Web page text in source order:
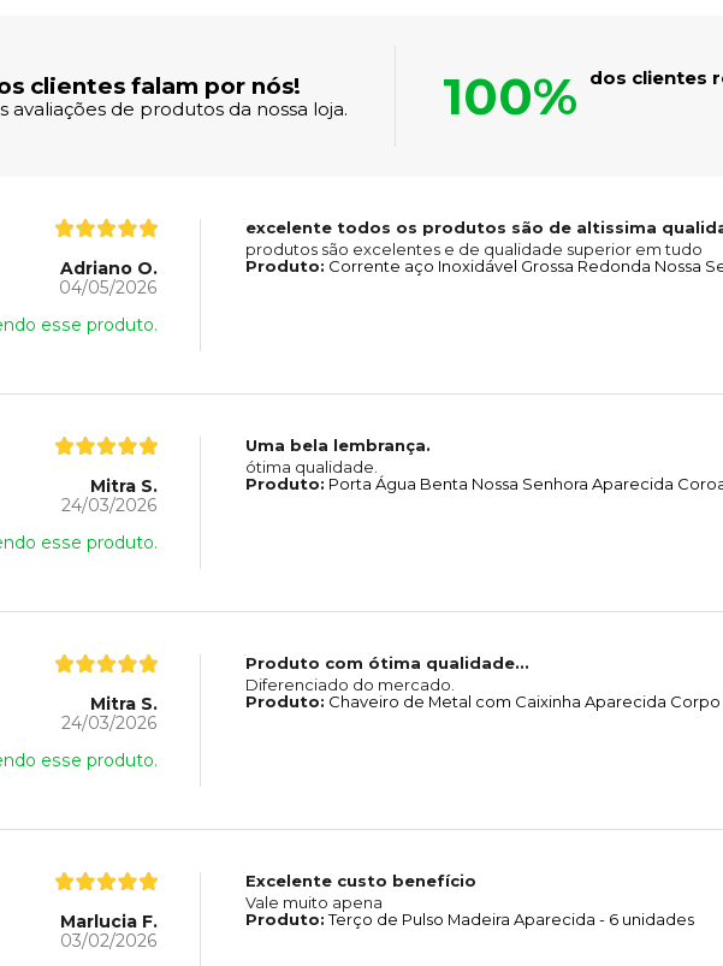
clientes falam por nós!
avaliações de produtos da nossa loja. 100% dos clientes
Adriano O.
04/05/2026
esse produto.
excelente todos os produtos são de altissima
produtos são excelentes e de qualidade superior em tudo
Produto: Corrente aço Inoxidável Grossa Redonda Nossa
Mitra S.
24/03/2026
esse produto.
Uma bela lembrança.
ótima qualidade.
Produto: Porta Água Benta Nossa Senhora Aparecida
Mitra S.
24/03/2026
esse produto.
Produto com ótima qualidade...
Diferenciado do mercado.
Produto: Chaveiro de Metal com Caixinha Aparecida
Marlucia F.
03/02/2026
Excelente custo benefício
Vale muito apena
Produto:Terço de Pulso Madeira Aparecida - 6 unidades